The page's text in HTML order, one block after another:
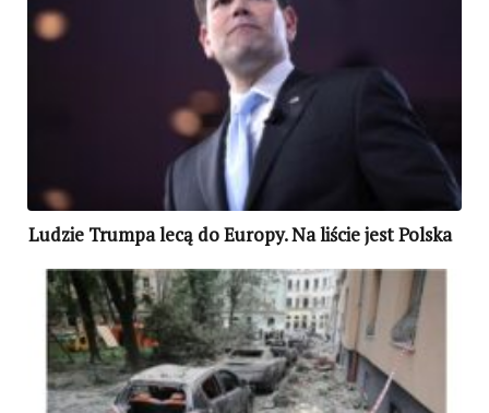
Ludzie Trumpa lecą do Europy. Na liście jest Polska